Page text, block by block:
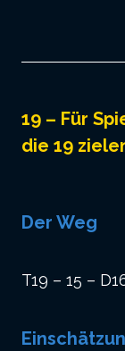
19 – Für
die 19
Der Weg
T19 – 15 –